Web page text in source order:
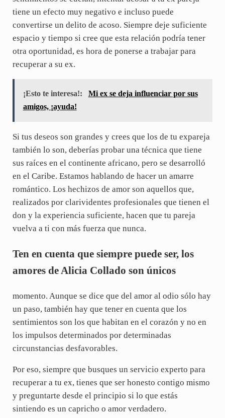
tiene un efecto muy negativo e incluso puede
convertirse un delito de acoso. Siempre deje suficiente
espacio y tiempo si cree que esta relación podría tener
otra oportunidad, es hora de ponerse a trabajar para
recuperar a su ex.
¡Esto te interesa!:
Mi ex se deja influenciar por sus
amigos, ¡ayuda!
Si tus deseos son grandes y crees que los de tu expareja
también lo son, deberías probar una técnica que tiene
sus raíces en el continente africano, pero se desarrolló
en el Caribe. Estamos hablando de hacer un amarre
romántico. Los hechizos de amor son aquellos que,
realizados por clarividentes profesionales que tienen el
don y la experiencia suficiente, hacen que tu pareja
vuelva a ti con más fuerza que nunca.
Ten en cuenta que siempre puede ser, los
amores de Alicia Collado son únicos
momento. Aunque se dice que del amor al odio sólo hay
un paso, también hay que tener en cuenta que los
sentimientos son los que habitan en el corazón y no en
los impulsos determinados por determinadas
circunstancias desfavorables.
Por eso, siempre que busques un servicio experto para
recuperar a tu ex, tienes que ser honesto contigo mismo
y preguntarte desde el principio si lo que estás
sintiendo es un capricho o amor verdadero.